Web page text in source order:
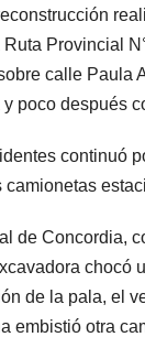
Provincial
calle Paula
poco después
continuó
camionetas
de Concordia,
chocó
de la pala, el
embistió otra